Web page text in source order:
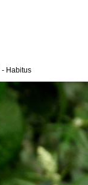
- Habitus